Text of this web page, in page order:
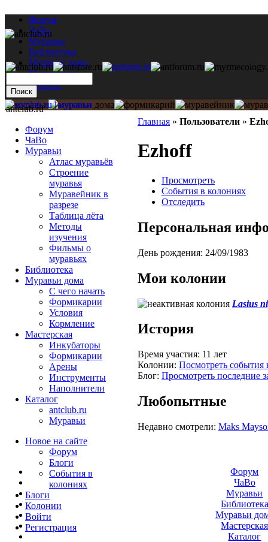
Форум
ЧаВо
Муравьи
Библиотека
Муравьи дома
Мастерская
Каталог
Главная » Пользователи »
Ezhoff
Просмотреть
События в колониях
Отследить
Персональная
День рождения: 24/09/1983
Мои колонии
Lasius
История
Время участия: 11 лет
Колонии: Посмотреть события
Блог: Просмотреть последние
Любопытные
Недавно смотрели: Maks
antclub.ru
Форум
ЧаВо
Муравьи
Атлас муравьёв
Строение
муравья
Муравейник в
разрезе
Таблица лёта
Методы
изучения
Фильмы о
муравьях
Библиотека
Муравьи дома
С чего начать
Формикарии
Условия
Кормление
Мастерская
Инкубаторы
Формикарии
Арены
Инструменты
Наполнители
Каталог
antclub.ru
Муравьи
Новое на сайте
Форум
Блоги
События в
колониях
Блоги
Колонии
Войти
Peгиcтpaция
Форум
ЧаВо
Муравьи
Библиотека
Муравьи
Мастерская
Каталог